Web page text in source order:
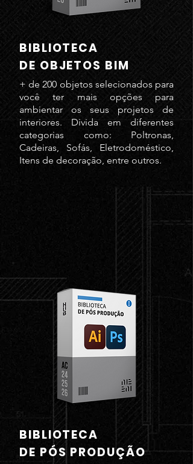
BIBLIOTECA
DE OBJETOS BIM
+ de 200 objetos selecionados para
você ter mais opções para
ambientar os seus projetos de
interiores. Divida em diferentes
categorias como: Poltronas,
Cadeiras, Sofás, Eletrodoméstico,
Itens de decoração, entre outros.
BIBLIOTECA
DE PÓS PRODUÇÃO